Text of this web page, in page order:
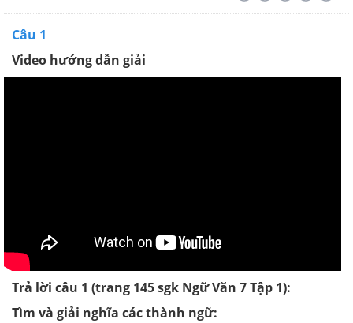
Câu 1
Video hướng dẫn giải
Trả lời câu 1 (trang 145 sgk Ngữ Văn 7 Tập 1):
Tìm và giải nghĩa các thành ngữ: